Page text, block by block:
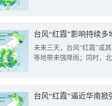
台风“红霞”影响持续
未来三天，台风“红霞”或
等地带来强降雨；同时，
台风“红霞”逼近华南